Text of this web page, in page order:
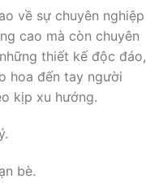
về sự chuyên nghiệp
cao mà còn chuyên
thiết kế độc đáo,
hoa đến tay người
kịp xu hướng.
bè.